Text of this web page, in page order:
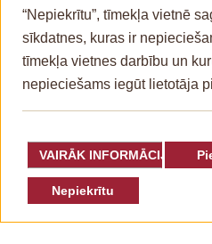
“Nepiekrītu”, tīmekļa vietnē
sīkdatnes, kuras ir
tīmekļa vietnes darbību un
nepieciešams iegūt lietotāja
VAIRĀK INFORMĀCIJAS
Nepiekrītu